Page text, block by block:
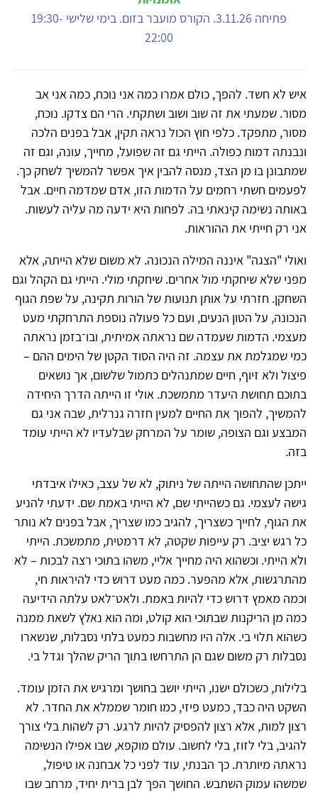
פתיחה 3.11.26. הקורס מועבר בזום. בימי שלישי 19:30-
22:00
איש לא חשד. להפך, כולם אמרו כמה אני נוכח, כמה אני אב
מסור. שמעתי את זה שוב ושוב ושתקתי. הרי הם צדקו. נוכח,
מסור, מתפקד. כלפי חוץ הכול נראה תקין, אבל בפנים הלכה
ונבנתה דמות כפולה. הייתי גם זה שפועל, מחייך, עונה, וגם זה
שמתבונן בו מן הצד, מנסה להבין איך אפשר להמשיך לשחק כך.
לפעמים חשתי רחמים על הדמות הזו, אדם שמדמה חיים. אבל
באותה נשימה קינאתי בה. לפחות היא ידעה מה עליה לעשות.
אני רק חייתי את ההוראות.
ואולי "הצגה" איננה המילה הנכונה. לא משום שלא הייתה, אלא
מפני שלא שיחקתי מול אחרים. שיחקתי מולי. הייתי גם הקהל וגם
השחקן. חזרתי על אותן תנועות של הורות תקינה, על שפת הגוף
הנכונה, על הטון הנעים, ועם כל פעולה נוספת התרחקתי מעט
מעצמי. הדמות שעמדה שם נראתה אמיתית, ובו־בזמן נראתה
כמי שמגלמת את עצמה. זה היה הסוד הקטן של הימים ההם –
פיצול ולא זיוף, חיים שמתנהלים כתמול שלשום, אך נושאים
בתוכם תחושת היעדר מתמשכת. אולי זו הייתה הדרך היחידה
להמשיך, להפוך את החיים למעין חזרה גנרלית, שבה אני גם
המבצע וגם הצופה, שומר על המרחק שבלעדיו לא הייתי עומד
בזה.
ייתכן שהתחושה הייתה של ניתוק, לא של עצב, כאילו איבדתי
גישה לעצמי. גם כשהייתי שם, לא הייתי באמת שם. ידעתי להניע
את הגוף, לחייך כשצריך, להגיב כמו שצריך, אבל בפנים לא נותר
כל רגש יציב. רק עייפות שקטה, לא דרמטית, מתמשכת. הייתי
ולא הייתי. וכשהוא היה מחייך אליי, משהו בתוכי רצה לבכות – לא
מהתרגשות, אלא מהפער. כמה מעט דרוש כדי להיראות חי,
וכמה מאמץ דרוש כדי להיות באמת. ולאט־לאט עלתה הידיעה
כמה מן הריקנות שבתוכי הוא קולט, ומה הוא נאלץ לשאת ממנה
כשהוא תלוי בי. אלה היו מחשבות כמעט בלתי נסבלות, שנשארו
נסבלות רק משום שגם הן התרחשו בתוך הריק שהלך וגדל בי.
בלילות, כשכולם ישנו, הייתי יושב בחושך ומרגיש את הזמן עומד.
השקט היה כבד, כמעט פיזי, כמו חומר שממלא את החדר. לא
רצון למות, אלא רצון להפסיק להיות לרגע. רק לשהות בלי צורך
להגיב, בלי לזוז, בלי לחשוב. עולם מוקפא, שבו אפילו הנשימה
נראתה מיותרת. כך הבנתי, עוד לפני כל אבחנה או טיפול,
שמשהו עמוק השתבש. החושך הפך לבן ברית יחיד, מרחב שבו